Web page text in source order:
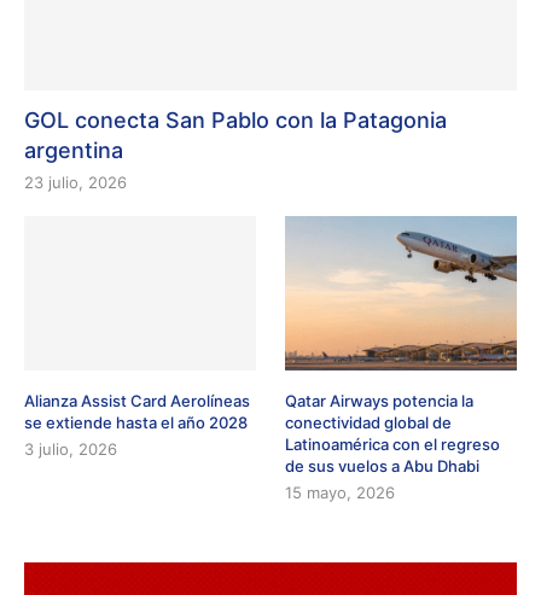
GOL conecta San Pablo con la Patagonia
argentina
23 julio, 2026
Alianza Assist Card Aerolíneas
se extiende hasta el año 2028
3 julio, 2026
Qatar Airways potencia la
conectividad global de
Latinoamérica con el regreso
de sus vuelos a Abu Dhabi
15 mayo, 2026